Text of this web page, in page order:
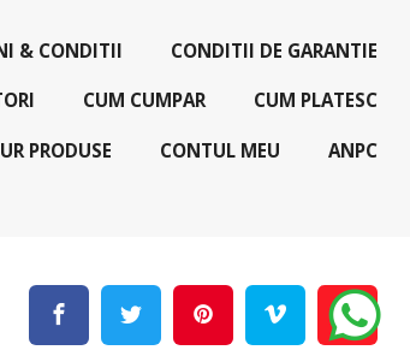
& CONDITII CONDITII DE GARANTIE
CUM CUMPAR CUM PLATESC
PRODUSE CONTUL MEU ANPC